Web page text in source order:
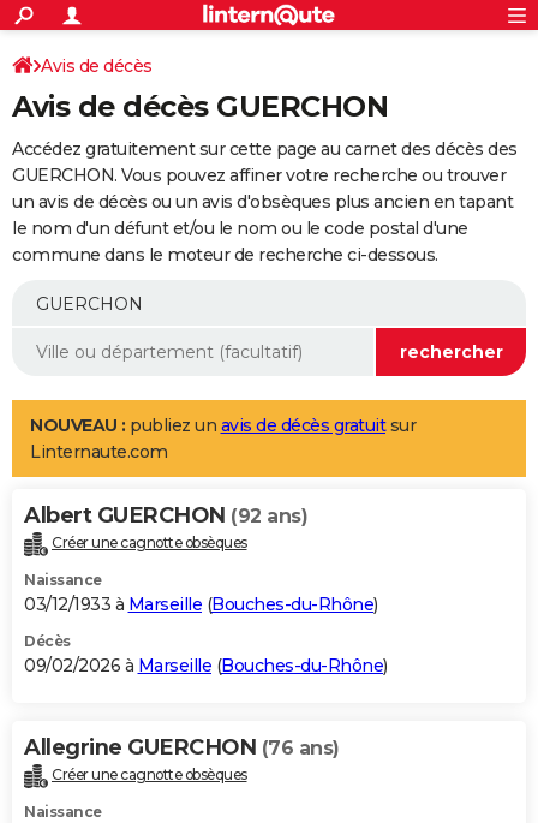
ACTUALITÉS
Politique
Société
Faits Divers
Education
Monde
Villes
+
SPORT
Coupe du monde 2026
Football
Tennis
Cyclisme
Rugby
Forum
Programme TV
TNT
Streaming
Cinéma
Sorties cinéma
Musique
+
FINANCE
Impôts
Immobilier
Risques naturels par ville
Banque
Assurance
Crédit
AUTO
Essais
Réserver un essai
Citadines
Berlines
SUV
Forum auto
+
Mobiles
Meilleur smartphone
Internet
Ordinateurs
Jeux vidéo
Guide high-tech
Aménagement intérieur
LIFESTYLE
Art de vivre
Bien-être
Loisirs
Mode
Modes de vie
Alimentation
Guide de la santé
Maladies
Médicaments
Sommeil
VOYAGE
Destinations
City break
Voyage nature
Voyage de noces
Forum
Climat
+PHOTO
GUIDES D'ACHAT
BONS PLANS
Carte de Noël
Carte Bonne année
Carte Saint-Valentin
Carte Pâques
Carte d'anniversaire
DICTIONNAIRE
Dictionnaire
Biographies
Citations
Expressions
Proverbes
PROGRAMME TV
Avis de décès
Avis de décès GUERCHON
Accédez gratuitement sur cette page au carnet des décès des
GUERCHON. Vous pouvez affiner votre recherche ou trouver
un avis de décès ou un avis d'obsèques plus ancien en tapant
le nom d'un défunt et/ou le nom ou le code postal d'une
commune dans le moteur de recherche ci-dessous.
NOUVEAU : publiez un avis de décès gratuitsur
Linternaute.com
Albert GUERCHON (92 ans)
Créer une cagnotte obsèques
Naissance
03/12/1933 à Marseille (Bouches-du-Rhône)
Décès
09/02/2026 à Marseille (Bouches-du-Rhône)
Allegrine GUERCHON (76 ans)
Créer une cagnotte obsèques
Naissance